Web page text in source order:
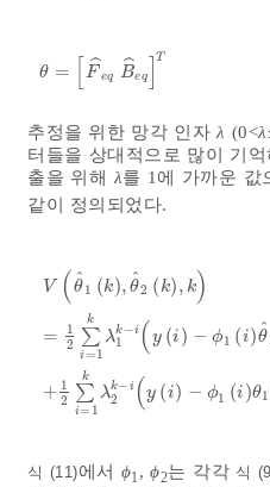
θ = F
ˆeq B
ˆeq ]T
θ= F^eq B^
추정을 위한 망각 인자λ (0<λ
터들을 상대적으로 많이 기
출을 위해 λ를 1에 가까운 값
같이 정의되었다.
V (θ
ˆ
1 (k), θ
ˆ
2 ( k), k)
=
1
2
∑
i =1
k
λk −i
1 (y (i ) − ϕ1 (i)θ
ˆ
+ 1
2
∑
i= 1
k
λk− i
2 (y (i) − ϕ1 (i )θ1
Vθ ^ 1k, θ^ k, k=12 ∑ i=1 kλ1
식 (11)에서 ϕ1 ,ϕ2는 각각 식